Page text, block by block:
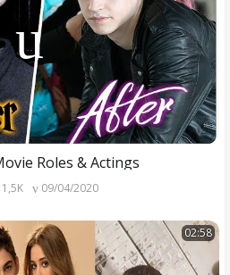
Roles & Actings
1,5K 09/04/2020
02:58